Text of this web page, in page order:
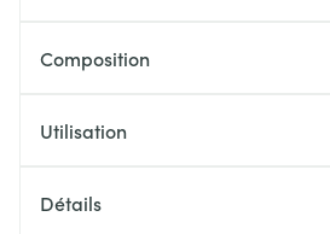
Composition
Utilisation
Détails